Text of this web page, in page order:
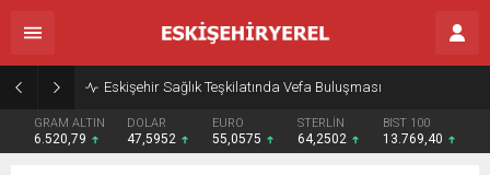
Eskişehir Sağlık Teşkilatında Vefa Buluşması
GRAM ALTIN
6.520,79
DOLAR
47,5952
EURO
55,0575
STERLİN
64,2502
BIST 100
13.769,40